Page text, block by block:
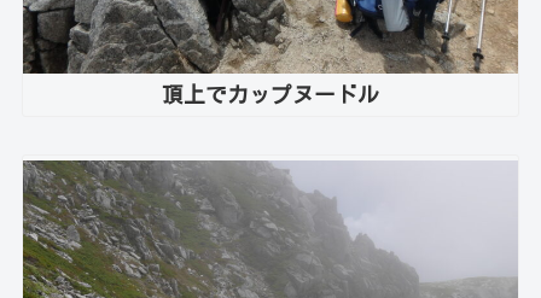
頂上でカップヌードル